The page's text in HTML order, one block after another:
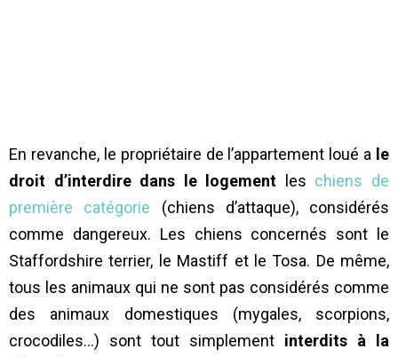
En revanche, le propriétaire de l’appartement loué a le
droit d’interdire dans le logement les chiens de
première catégorie (chiens d’attaque), considérés
comme dangereux. Les chiens concernés sont le
Staffordshire terrier, le Mastiff et le Tosa. De même,
tous les animaux qui ne sont pas considérés comme
des animaux domestiques (mygales, scorpions,
crocodiles…) sont tout simplement interdits à la